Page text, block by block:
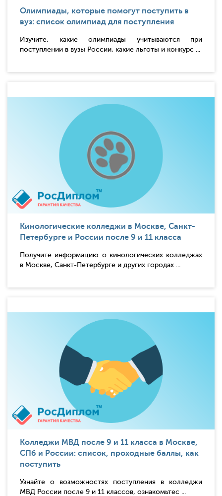
Олимпиады, которые помогут поступить в
вуз: список олимпиад для поступления
Изучите, какие олимпиады учитываются при
поступлении в вузы России, какие льготы и конкурс ...
Кинологические колледжи в Москве, Санкт-
Петербурге и России после 9 и 11 класса
Получите информацию о кинологических колледжах
в Москве, Санкт-Петербурге и других городах ...
Колледжи МВД после 9 и 11 класса в Москве,
СПб и России: список, проходные баллы, как
поступить
Узнайте о возможностях поступления в колледжи
МВД России после 9 и 11 классов, ознакомьтес ...